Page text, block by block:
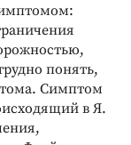
понять,
Симптом
в Я.